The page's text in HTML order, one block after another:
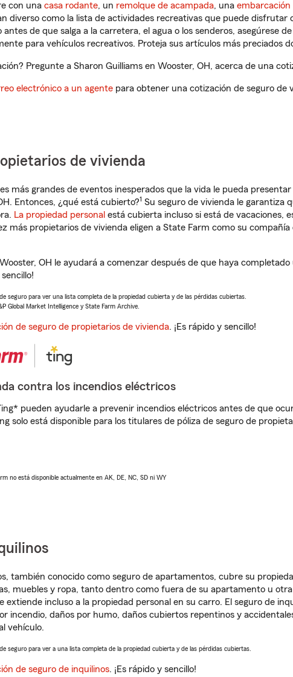
con una casa rodante, un remolque de acampada, una embarcación
diverso como la lista de actividades recreativas que puede disfrutar
de que salga a la carretera, el agua o los senderos, asegúrese
para vehículos recreativos. Proteja sus artículos más preciados
Pregunte a Sharon Guilliams en Wooster, OH, acerca de una
electrónico a un agente para obtener una cotización de seguro de
de vivienda
más grandes de eventos inesperados que la vida le pueda presentar
Entonces, ¿qué está cubierto?1 Su seguro de vivienda le garantiza
La propiedad personal está cubierta incluso si está de vacaciones,
más propietarios de vivienda eligen a State Farm como su
OH le ayudará a comenzar después de que haya
seguro para ver una lista completa de la propiedad cubierta y de las pérdidas cubiertas.
Global Market Intelligence y State Farm Archive.
de seguro de propietarios de vivienda. ¡Es rápido y sencillo!
contra los incendios eléctricos
pueden ayudarle a prevenir incendios eléctricos antes de que
solo está disponible para los titulares de póliza de seguro de
no está disponible actualmente en AK, DE, NC, SD ni WY
también conocido como seguro de apartamentos, cubre su
muebles y ropa, tanto dentro como fuera de su apartamento u
extiende incluso a la propiedad personal en su carro. El seguro de
incendio, daños por humo, daños cubiertos repentinos y
vehículo.
seguro para ver a una lista completa de la propiedad cubierta y de las pérdidas cubiertas.
de seguro de inquilinos. ¡Es rápido y sencillo!